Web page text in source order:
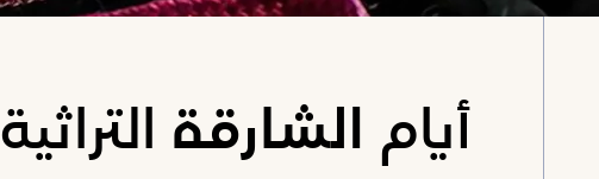
أيام الشارقة التراثية